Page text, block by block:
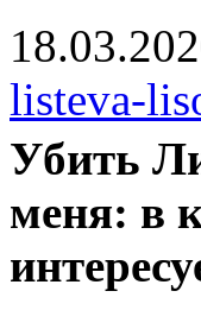
listeva-
Убить
меня: в